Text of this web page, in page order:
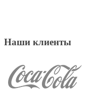
Наши клиенты